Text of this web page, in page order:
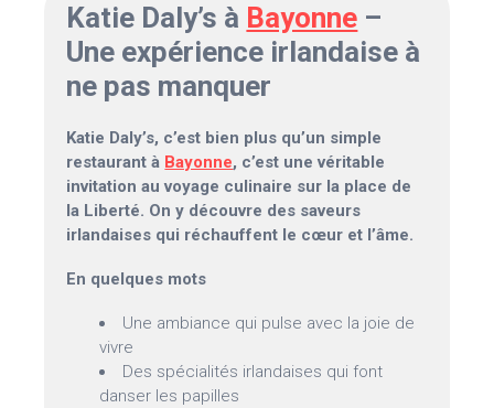
Katie Daly’s à Bayonne –
Une expérience irlandaise à
ne pas manquer
Katie Daly’s, c’est bien plus qu’un simple
restaurant à Bayonne, c’est une véritable
invitation au voyage culinaire sur la place de
la Liberté. On y découvre des saveurs
irlandaises qui réchauffent le cœur et l’âme.
En quelques mots
Une ambiance qui pulse avec la joie de
vivre
Des spécialités irlandaises qui font
danser les papilles